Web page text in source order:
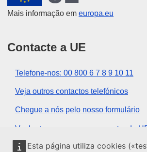
Esta página utiliza cookies
Mais informação em europa.eu
Contacte a UE
Telefone-nos: 00 800 6 7 8 9 10 11
Veja outros contactos telefónicos
Chegue a nós pelo nosso formulário
Venha ter connosco a um centro da